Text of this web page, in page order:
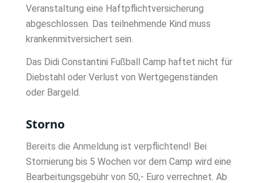
Veranstaltung eine Haftpflichtversicherung
abgeschlossen. Das teilnehmende Kind muss
krankenmitversichert sein.
Das Didi Constantini Fußball Camp haftet nicht für
Diebstahl oder Verlust von Wertgegenständen
oder Bargeld.
Storno
Bereits die Anmeldung ist verpflichtend! Bei
Stornierung bis 5 Wochen vor dem Camp wird eine
Bearbeitungsgebühr von 50,- Euro verrechnet. Ab